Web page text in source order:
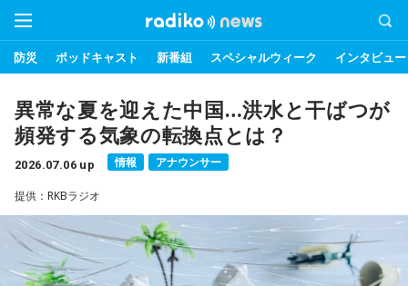
防災 ポッドキャスト 新番組 スペシャルウィーク インタビュー
異常な夏を迎えた中国…洪水と干ばつが
頻発する気象の転換点とは？
2026.07.06 up 情報 アナウンサー
提供：RKBラジオ